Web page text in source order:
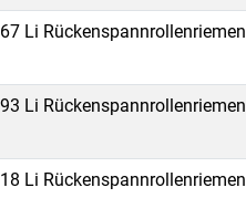
Li Rückenspannrollenriemen
Li Rückenspannrollenriemen
Li Rückenspannrollenriemen